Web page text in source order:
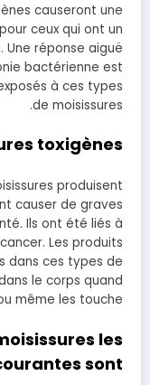
causeront une
ceux qui ont un
réponse aiguë
bactérienne est
à ces types
de moisissures.
toxigènes
produisent
causer de graves
Ils ont été liés à
Les produits
dans ces types de
le corps quand
même les touche.
les
sont :